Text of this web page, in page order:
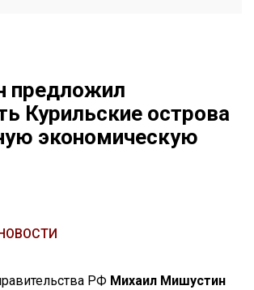
предложил
Курильские острова
экономическую
РФ Михаил Мишустин